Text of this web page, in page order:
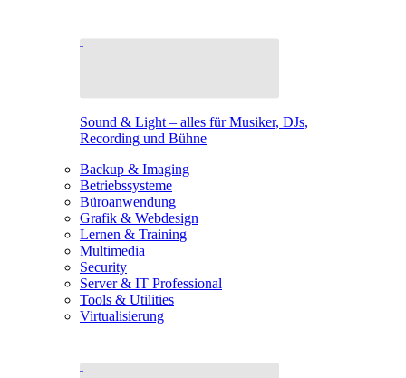
Sound & Light – alles für Musiker, DJs,
Recording und Bühne
Backup & Imaging
Betriebssysteme
Büroanwendung
Grafik & Webdesign
Lernen & Training
Multimedia
Security
Server & IT Professional
Tools & Utilities
Virtualisierung